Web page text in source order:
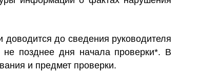
доводится до сведения руководителя
не позднее дня начала проверки*. В
и предмет проверки.